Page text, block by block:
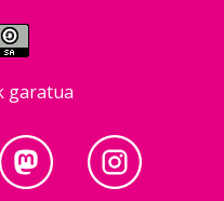
garatua